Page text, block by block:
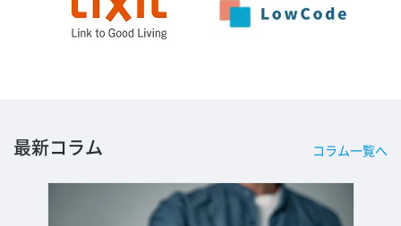
最新コラム コラム一覧へ